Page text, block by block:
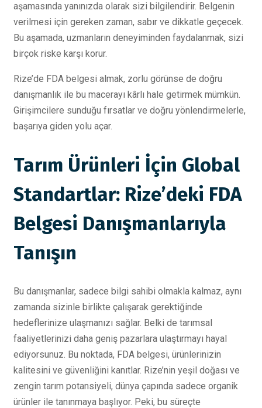
aşamasında yanınızda olarak sizi bilgilendirir. Belgenin
verilmesi için gereken zaman, sabır ve dikkatle geçecek.
Bu aşamada, uzmanların deneyiminden faydalanmak, sizi
birçok riske karşı korur.
Rize’de FDA belgesi almak, zorlu görünse de doğru
danışmanlık ile bu macerayı kârlı hale getirmek mümkün.
Girişimcilere sunduğu fırsatlar ve doğru yönlendirmelerle,
başarıya giden yolu açar.
Tarım Ürünleri İçin Global
Standartlar: Rize’deki FDA
Belgesi Danışmanlarıyla
Tanışın
Bu danışmanlar, sadece bilgi sahibi olmakla kalmaz, aynı
zamanda sizinle birlikte çalışarak gerektiğinde
hedeflerinize ulaşmanızı sağlar. Belki de tarımsal
faaliyetlerinizi daha geniş pazarlara ulaştırmayı hayal
ediyorsunuz. Bu noktada, FDA belgesi, ürünlerinizin
kalitesini ve güvenliğini kanıtlar. Rize’nin yeşil doğası ve
zengin tarım potansiyeli, dünya çapında sadece organik
ürünler ile tanınmaya başlıyor. Peki, bu süreçte